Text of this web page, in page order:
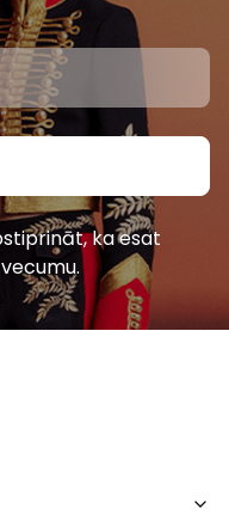
ka esat